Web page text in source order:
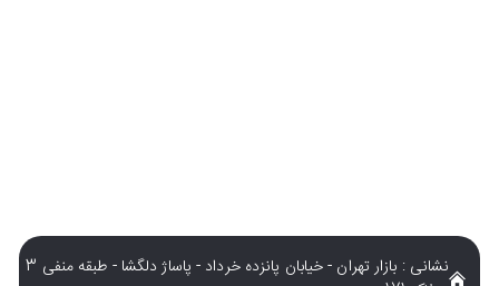
نشانی : بازار تهران - خیابان پانزده خرداد - پاساژ دلگشا - طبقه منفی 3